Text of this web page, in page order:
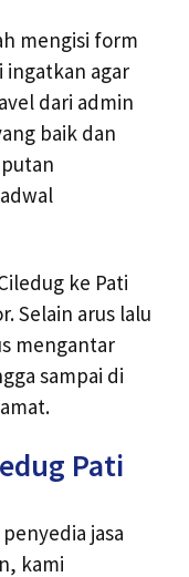
mengisi form
ingatkan agar
dari admin
baik dan
ke Pati
Selain arus lalu
mengantar
sampai di
Pati
jasa
kami